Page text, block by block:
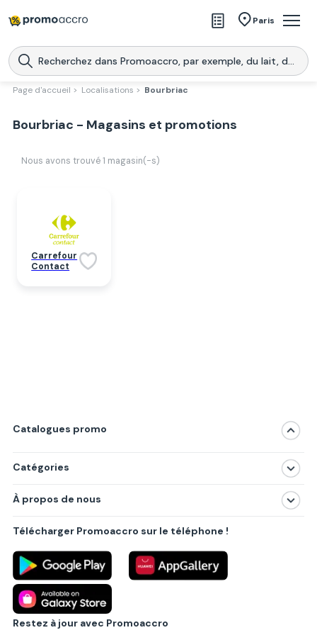
Paris
Magasins
Produits
Promoaccro
l'application
Page d'accueil > Localisations > Bourbriac
Bourbriac - Magasins et promotions
Nous avons trouvé 1 magasin(-s)
Carrefour
Contact
Catalogues promo
Catégories
Produits
Villes principales
À propos de nous
Politique de confidentialité
Règlements
Partenariat B2B
Blog
Contact
Télécharger Promoaccro sur le téléphone !
Restez à jour avec Promoaccro